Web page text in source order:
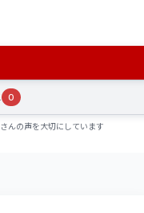
0
んの声を大切にしています